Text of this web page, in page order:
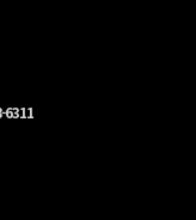
6311